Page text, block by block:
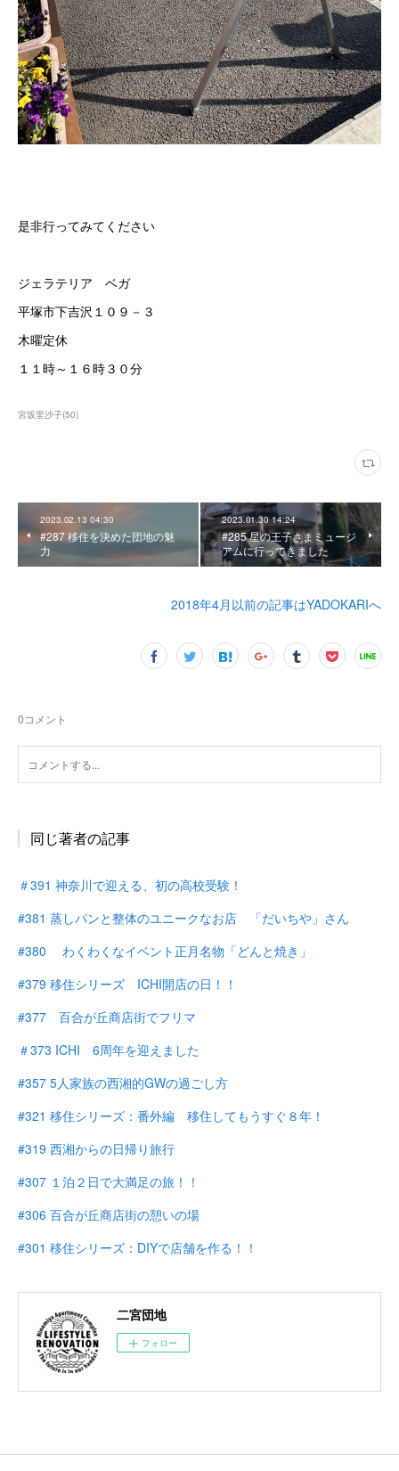
是非行ってみてください
ジェラテリア ベガ
平塚市下吉沢１０９－３
木曜定休
１１時～１６時３０分
宮坂里沙子(50)
2023.02.13 04:30
#287 移住を決めた団地の魅
力
2023.01.30 14:24
#285 星の王子さまミュージ
アムに行ってきました
2018年4月以前の記事はYADOKARIへ
0コメント
同じ著者の記事
＃391 神奈川で迎える、初の高校受験！
#381 蒸しパンと整体のユニークなお店 「だいちや」さん
#380 わくわくなイベント正月名物「どんと焼き」
#379 移住シリーズ ICHI開店の日！！
#377 百合が丘商店街でフリマ
＃373 ICHI 6周年を迎えました
#357 5人家族の西湘的GWの過ごし方
#321 移住シリーズ：番外編 移住してもうすぐ８年！
#319 西湘からの日帰り旅行
#307 １泊２日で大満足の旅！！
#306 百合が丘商店街の憩いの場
#301 移住シリーズ：DIYで店舗を作る！！
二宮団地
フォロー